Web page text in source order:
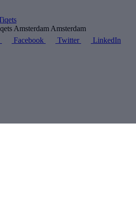
Amsterdam
Facebook Twitter LinkedIn